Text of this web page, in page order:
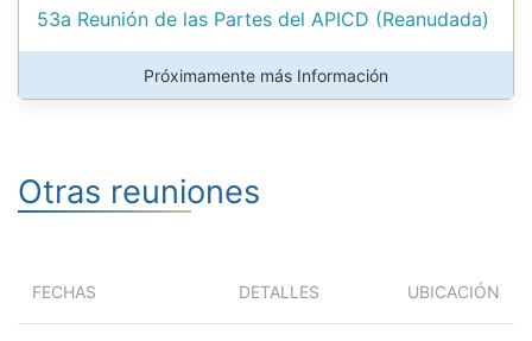
53a Reunión de las Partes del APICD (Reanudada)
Próximamente más Información
Otras reuniones
FECHAS DETALLES UBICACIÓN